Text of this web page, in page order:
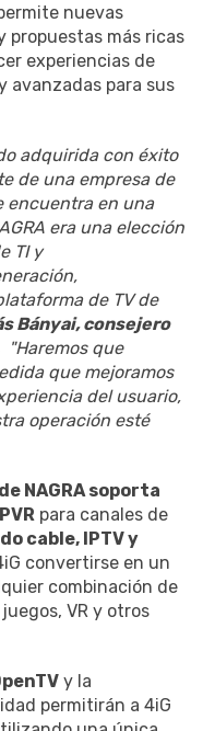
nuevas
propuestas más ricas
experiencias de
avanzadas para sus
adquirida con éxito
de una empresa de
encuentra en una
era una elección
TI y
de TV de
Bányai, consejero
"Haremos que
que mejoramos
del usuario,
operación esté
NAGRA soporta
para canales de
cable, IPTV y
convertirse en un
combinación de
VR y otros
y la
permitirán a 4iG